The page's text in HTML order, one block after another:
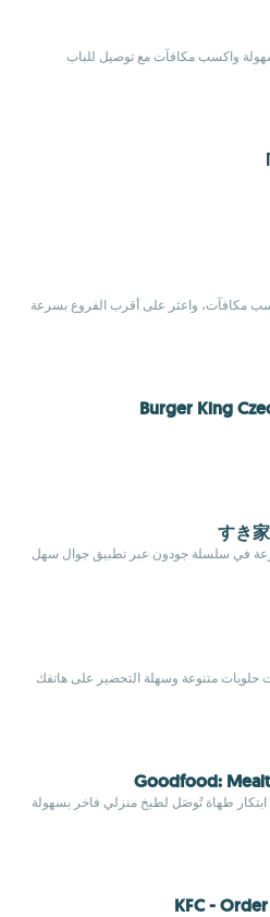
واكسب مكافآت مع توصيل للباب
مكافآت، واعثر على أقرب الفروع بسرعة
Burger King
すき
في سلسلة جودون عبر تطبيق جوال سهل
متنوعة وسهلة التحضير على هاتفك
Goodfood:
طهاة تُوصَل لطبخ منزلي فاخر بسهولة
KFC -